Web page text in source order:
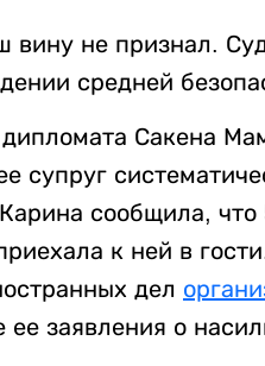
не признал.
средней
Сакена
супруг
сообщила,
к ней в
дел
ее заявления о